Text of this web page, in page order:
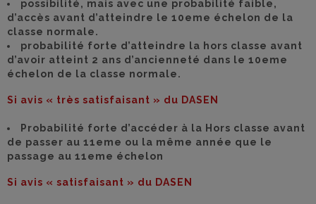
possibilité, mais avec une probabilité faible,
d’accès avant d’atteindre le 10eme échelon de la
classe normale.
probabilité forte d’atteindre la hors classe avant
d’avoir atteint 2 ans d’ancienneté dans le 10eme
échelon d e la classe normale.
Si avis « très satisfaisant » du DASEN
Probabilité forte d’accéder à la Hors classe avant
de passer au 11eme ou la même année que le
passage au 11eme échelon
Si avis « satisfaisant » du DASEN